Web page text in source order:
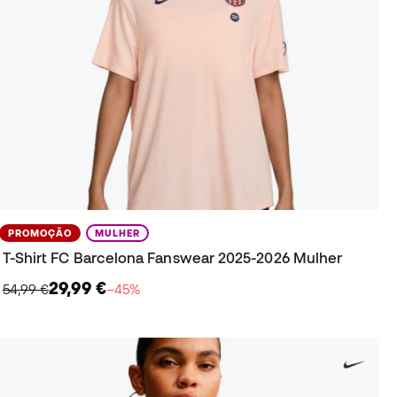
PROMOÇÃO MULHER
T-Shirt FC Barcelona Fanswear 2025-2026 Mulher
54,99 €29,99 €−45%